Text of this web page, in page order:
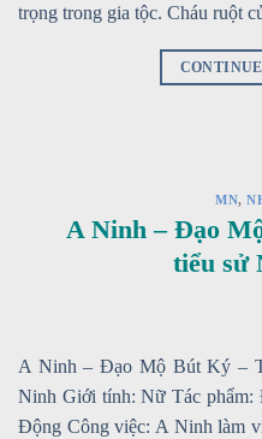
trọng trong gia tộc. Cháu ruột
MN,
A Ninh – Đạo
tiểu sử
A Ninh – Đạo Mộ Bút Ký –
Ninh Giới tính: Nữ Tác
Động Công việc: A Ninh làm